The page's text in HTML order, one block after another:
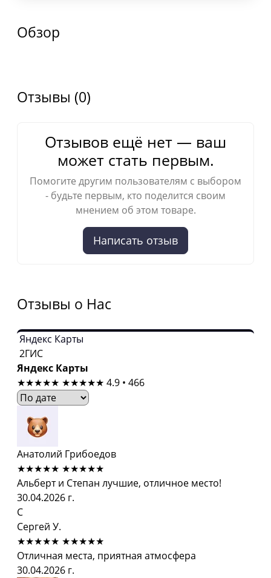
Обзор
Отзывы (0)
Отзывов ещё нет — ваш
может стать первым.
Помогите другим пользователям с выбором
- будьте первым, кто поделится своим
мнением об этом товаре.
Написать отзыв
Отзывы о Нас
Яндекс Карты
2ГИС
Яндекс Карты
★★★★★ ★★★★★ 4.9 • 466
Анатолий Грибоедов
★★★★★ ★★★★★
Альберт и Степан лучшие, отличное место!
30.04.2026 г.
С
Сергей У.
★★★★★ ★★★★★
Отличная места, приятная атмосфера
30.04.2026 г.